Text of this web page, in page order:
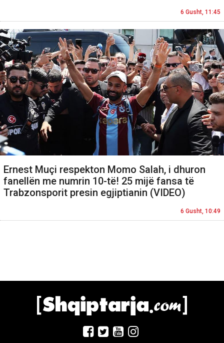
6 Gusht, 11:45
Ernest Muçi respekton Momo Salah, i dhuron
fanellën me numrin 10-të! 25 mijë fansa të
Trabzonsporit presin egjiptianin (VIDEO)
6 Gusht, 10:49